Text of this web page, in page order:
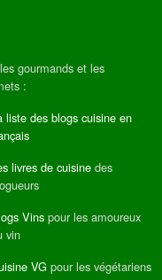
gourmands et les
:
liste des blogs cuisine en
livres de cuisine des
Vins pour les amoureux
vin
VG pour les végétariens